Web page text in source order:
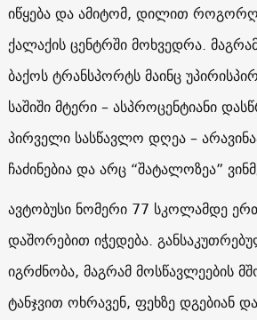
იწყება და ამიტომ, დილით
ქალაქის ცენტრში მოხვედრა.
ბაქოს ტრანსპორტს მაინც
საშიში მტერი – ასპროცენტიანი
პირველი სასწავლო დღეა –
ჩაძინებია და არც “შატალოზეა”
ავტობუსი ნომერი 77 სკოლამდე
დაშორებით იჭედება.
იგრძნობა, მაგრამ მოსწავლეების
ტანჯვით ოხრავენ, ფეხზე დგებიან